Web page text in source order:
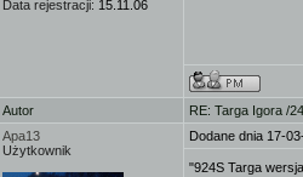
Data rejestracji: 15.11.06
Autor
RE: Targa Igora /
Apa13
Użytkownik
Dodane dnia 17-
"924S Targa